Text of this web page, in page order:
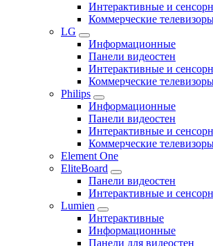
Интерактивные и
Коммерческие
LG
Информационные
Панели видеостен
Интерактивные и
Коммерческие
Philips
Информационные
Панели видеостен
Интерактивные и
Коммерческие
Element One
EliteBoard
Панели видеостен
Интерактивные и
Lumien
Интерактивные
Информационные
Панели для видеостен